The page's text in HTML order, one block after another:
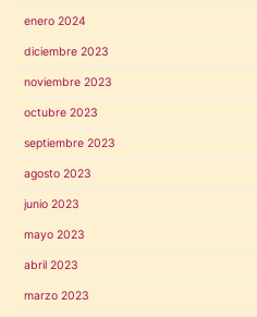
enero 2024
diciembre 2023
noviembre 2023
octubre 2023
septiembre 2023
agosto 2023
junio 2023
mayo 2023
abril 2023
marzo 2023